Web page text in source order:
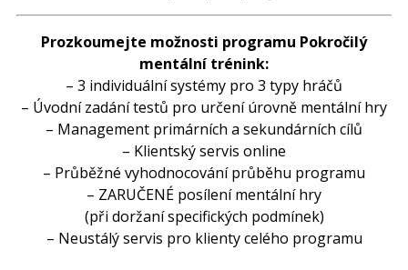
Prozkoumejte možnosti programu Pokročilý
mentální trénink:
– 3 individuální systémy pro 3 typy hráčů
– Úvodní zadánítestů pro určení úrovně mentální hry
– Management primárních a sekundárních cílů
– Klientskýservis online
– Průběžné vyhodnocování průběhu programu
– ZARUČENÉ posílení mentální hry
(při doržaní specifických podmínek)
– Neustálý servis pro klienty celého programu